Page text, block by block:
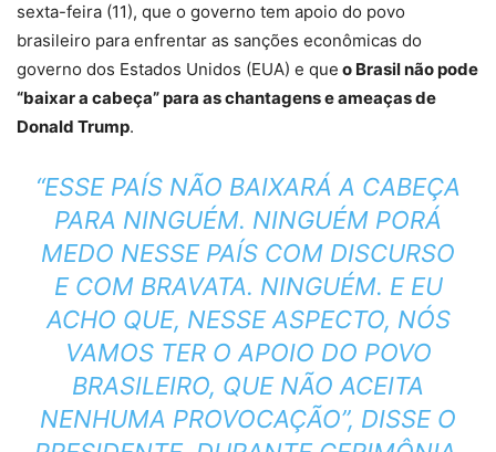
sexta-feira (11), que o governo tem apoio do povo
brasileiro para enfrentar as sanções econômicas do
governo dos Estados Unidos (EUA) e que o Brasil não pode
“baixar a cabeça” para as chantagens e ameaças de
Donald Trump.
“ESSE PAÍS NÃO BAIXARÁ A CABEÇA
PARA NINGUÉM. NINGUÉM PORÁ
MEDO NESSE PAÍS COM DISCURSO
E COM BRAVATA. NINGUÉM. E EU
ACHO QUE, NESSE ASPECTO, NÓS
VAMOS TER O APOIO DO POVO
BRASILEIRO, QUE NÃO ACEITA
NENHUMA PROVOCAÇÃO”, DISSE O